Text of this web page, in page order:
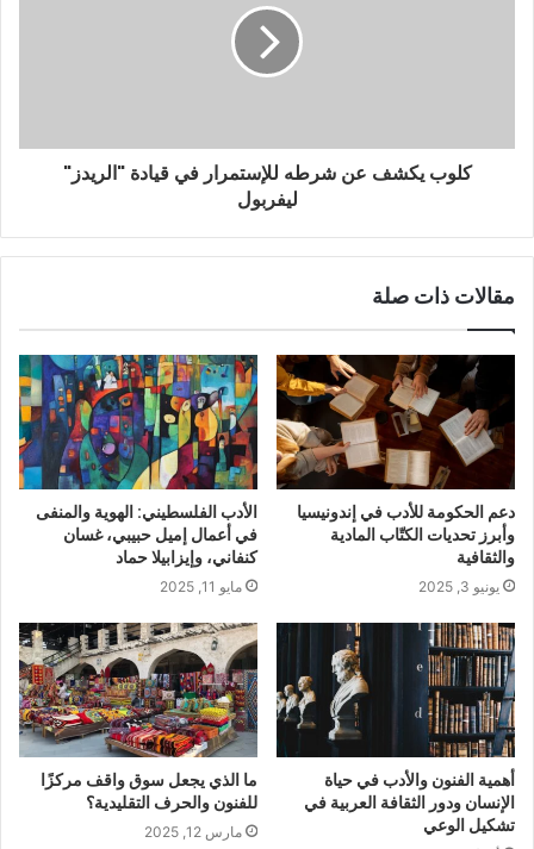
كلوب يكشف عن شرطه للإستمرار في قيادة "الريدز"
ليفربول
مقالات ذات صلة
دعم الحكومة للأدب في إندونيسيا
وأبرز تحديات الكتّاب المادية
والثقافية
يونيو 3, 2025
الأدب الفلسطيني: الهوية والمنفى
في أعمال إميل حبيبي، غسان
كنفاني، وإيزابيلا حماد
مايو 11, 2025
أهمية الفنون والأدب في حياة
الإنسان ودور الثقافة العربية في
تشكيل الوعي
ما الذي يجعل سوق واقف مركزًا
للفنون والحرف التقليدية؟
مارس 12, 2025